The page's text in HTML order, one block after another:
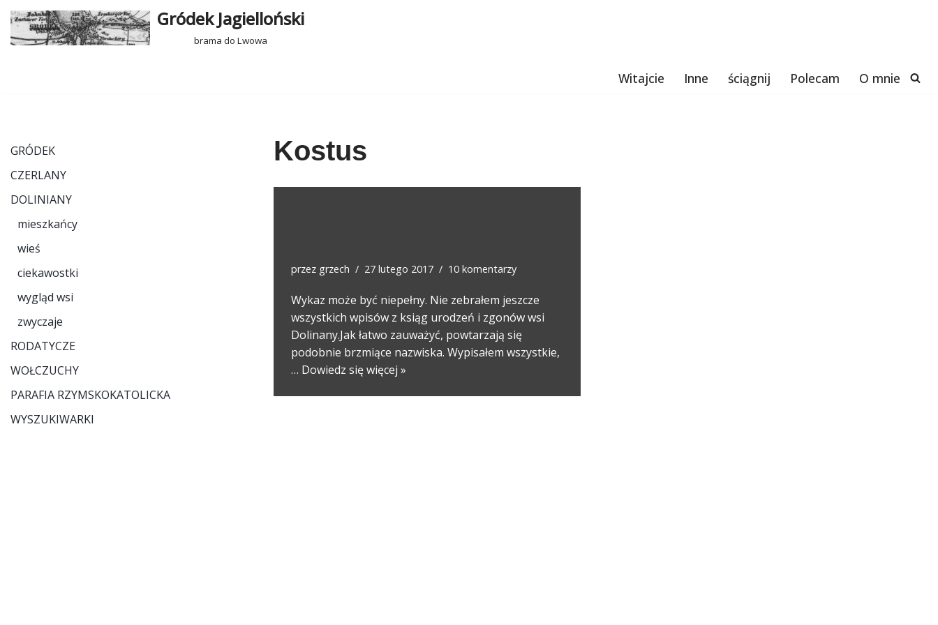
Przejdź
Gródek Jagielloński
brama do Lwowa
Witajcie Inne ściągnij Polecam O mnie
GRÓDEK
CZERLANY
DOLINIANY
mieszkańcy
wieś
ciekawostki
wygląd wsi
zwyczaje
RODATYCZE
WOŁCZUCHY
PARAFIA RZYMSKOKATOLICKA
WYSZUKIWARKI
Kostus
przez grzech 27 lutego 2017 10 komentarzy
Wykaz może być niepełny. Nie zebrałem jeszcze
wszystkich wpisów z ksiąg urodzeń i zgonów wsi
Dolinany.Jak łatwo zauważyć, powtarzają się
podobnie brzmiące nazwiska. Wypisałem wszystkie,
… Dowiedz się więcej »